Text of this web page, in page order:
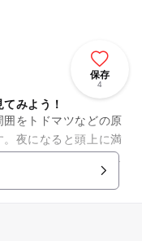
保存
4
みよう！
をトドマツなどの原
夜になると頭上に満
聴こえることもあり